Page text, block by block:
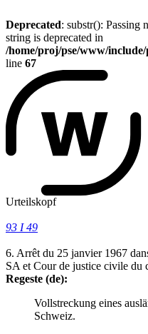
Deprecated: substr(): Passing
string is deprecated in
/home/proj/pse/www/
line 67
Urteilskopf
93 I 49
6. Arrêt du 25 janvier 1967
SA et Cour de justice civile du
Regeste (de):
Vollstreckung eines
Schweiz.